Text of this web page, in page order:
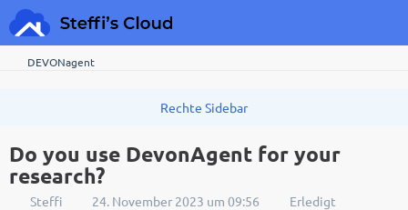
DEVONagent
Do you use DevonAgent for your
research?
Steffi 24. November 2023 um 09:56 Erledigt